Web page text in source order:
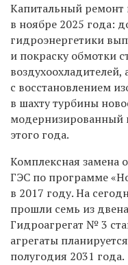
Капитальный ремонт
в ноябре 2025 года:
гидроэнергетики
и покраску обмотки
с восстановлением
в шахту турбины
модернизированный
этого года.
Комплексная замена
ГЭС по программе
в 2017 году. На
прошли семь из
Гидроагрегат № 3
агрегаты
полугодия 2031 года.